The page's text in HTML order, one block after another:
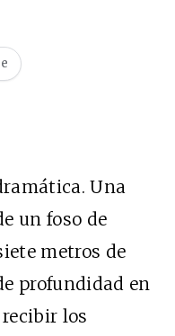
Una
un foso de
metros de
profundidad en
los